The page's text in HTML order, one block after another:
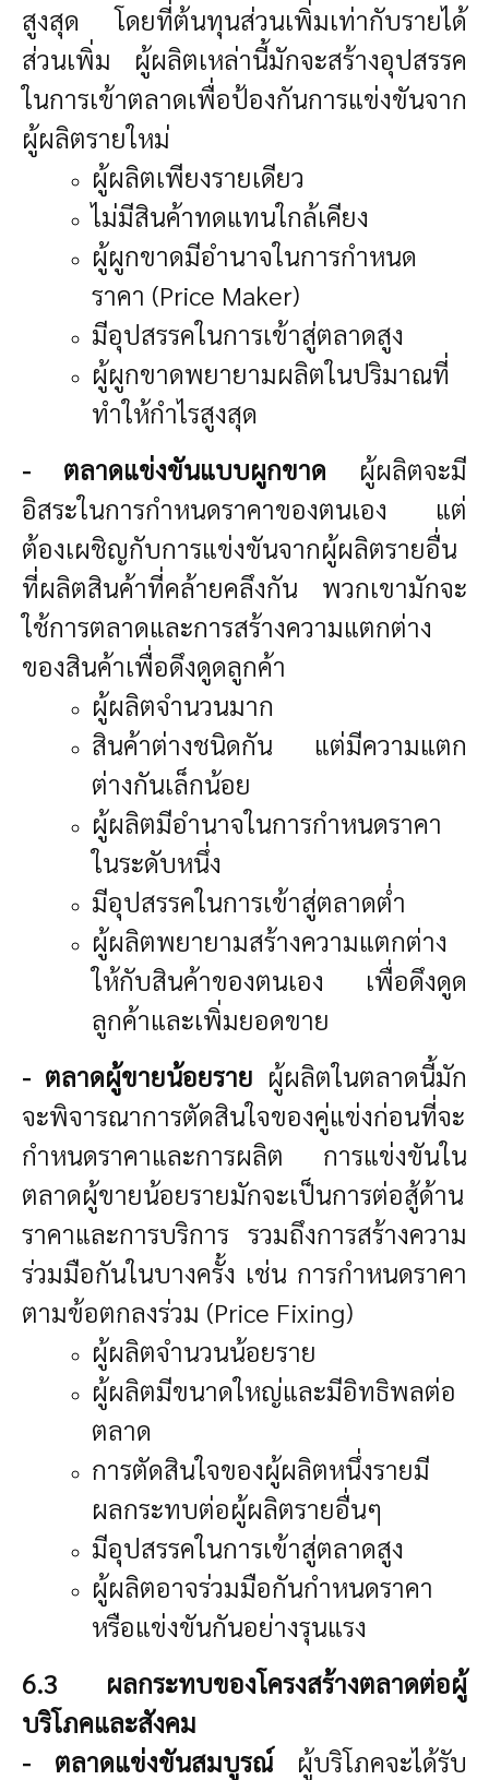
สูงสุด โดยที่ต้นทุนส่วนเพิ่มเท่ากับรายได้
ส่วนเพิ่ม ผู้ผลิตเหล่านี้มักจะสร้างอุปสรรค
ในการเข้าตลาดเพื่อป้องกันการแข่งขันจาก
ผู้ผลิตรายใหม่
ผู้ผลิตเพียงรายเดียว
ไม่มีสินค้าทดแทนใกล้เคียง
ผู้ผูกขาดมีอำนาจในการกำหนด
ราคา (Price Maker)
มีอุปสรรคในการเข้าสู่ตลาดสูง
ผู้ผูกขาดพยายามผลิตในปริมาณที่
ทำให้กำไรสูงสุด
- ตลาดแข่งขันแบบผูกขาด ผู้ผลิตจะมี
อิสระในการกำหนดราคาของตนเอง แต่
ต้องเผชิญกับการแข่งขันจากผู้ผลิตรายอื่น
ที่ผลิตสินค้าที่คล้ายคลึงกัน พวกเขามักจะ
ใช้การตลาดและการสร้างความแตกต่าง
ของสินค้าเพื่อดึงดูดลูกค้า
ผู้ผลิตจำนวนมาก
สินค้าต่างชนิดกัน แต่มีความแตก
ต่างกันเล็กน้อย
ผู้ผลิตมีอำนาจในการกำหนดราคา
ในระดับหนึ่ง
มีอุปสรรคในการเข้าสู่ตลาดต่ำ
ผู้ผลิตพยายามสร้างความแตกต่าง
ให้กับสินค้าของตนเอง เพื่อดึงดูด
ลูกค้าและเพิ่มยอดขาย
- ตลาดผู้ขายน้อยราย ผู้ผลิตในตลาดนี้มัก
จะพิจารณาการตัดสินใจของคู่แข่งก่อนที่จะ
กำหนดราคาและการผลิต การแข่งขันใน
ตลาดผู้ขายน้อยรายมักจะเป็นการต่อสู้ด้าน
ราคาและการบริการ รวมถึงการสร้างความ
ร่วมมือกันในบางครั้ง เช่น การกำหนดราคา
ตามข้อตกลงร่วม (Price Fixing)
ผู้ผลิตจำนวนน้อยราย
ผู้ผลิตมีขนาดใหญ่และมีอิทธิพลต่อ
ตลาด
การตัดสินใจของผู้ผลิตหนึ่งรายมี
ผลกระทบต่อผู้ผลิตรายอื่นๆ
มีอุปสรรคในการเข้าสู่ตลาดสูง
ผู้ผลิตอาจร่วมมือกันกำหนดราคา
หรือแข่งขันกันอย่างรุนแรง
6.3 ผลกระทบของโครงสร้างตลาดต่อผู้
บริโภคและสังคม
- ตลาดแข่งขันสมบูรณ์ ผู้บริโภคจะได้รับ